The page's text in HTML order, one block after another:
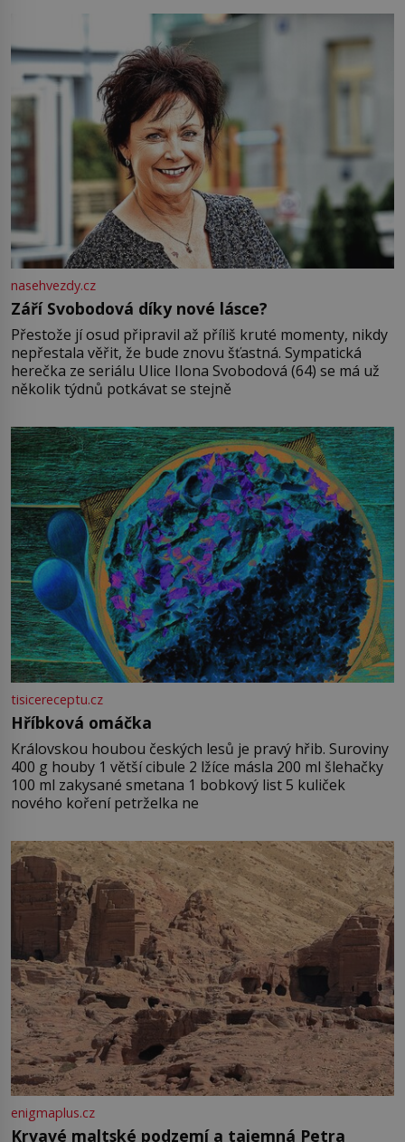
Jsme spolu moc rádi Tehdy byla jiná doba, když
nasehvezdy.cz
Září Svobodová díky nové lásce?
Přestože jí osud připravil až příliš kruté momenty, nikdy
nepřestala věřit, že bude znovu šťastná. Sympatická
herečka ze seriálu Ulice Ilona Svobodová (64) se má už
několik týdnů potkávat se stejně
tisicereceptu.cz
Hříbková omáčka
Královskou houbou českých lesů je pravý hřib. Suroviny
400 g houby 1 větší cibule 2 lžíce másla 200 ml šlehačky
100 ml zakysané smetana 1 bobkový list 5 kuliček
nového koření petrželka ne
enigmaplus.cz
Krvavé maltské podzemí a tajemná Petra